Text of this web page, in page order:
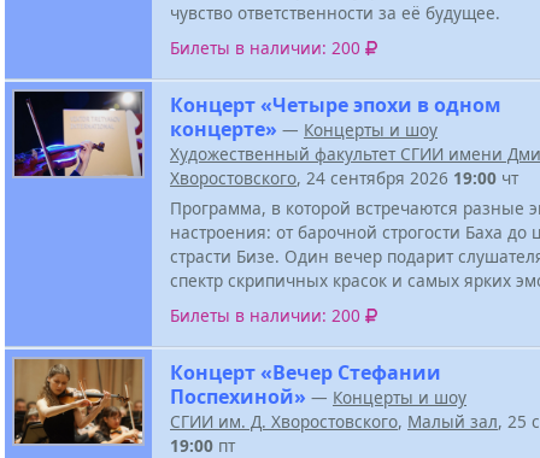
чувство ответственности за её будущее.
Билеты в наличии: 200
Концерт «Четыре эпохи в одном
концерте» — Концерты и шоу
Художественный факультет СГИИ имени
Хворостовского, 24 сентября 2026 19:00 чт
Программа, в которой встречаются разные
настроения: от барочной строгости Баха до
страсти Бизе. Один вечер подарит
спектр скрипичных красок и самых ярких
Билеты в наличии: 200
Концерт «Вечер Стефании
Поспехиной» — Концерты и шоу
СГИИ им. Д. Хворостовского, Малый зал, 25
19:00 пт